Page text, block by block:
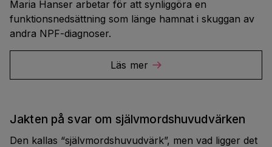
Maria Hanser arbetar för att synliggöra en
funktionsnedsättning som länge hamnat i skuggan av
andra NPF-diagnoser.
Läs mer
Jakten på svar om självmordshuvudvärken
Den kallas “självmordshuvudvärk”, men vad ligger det